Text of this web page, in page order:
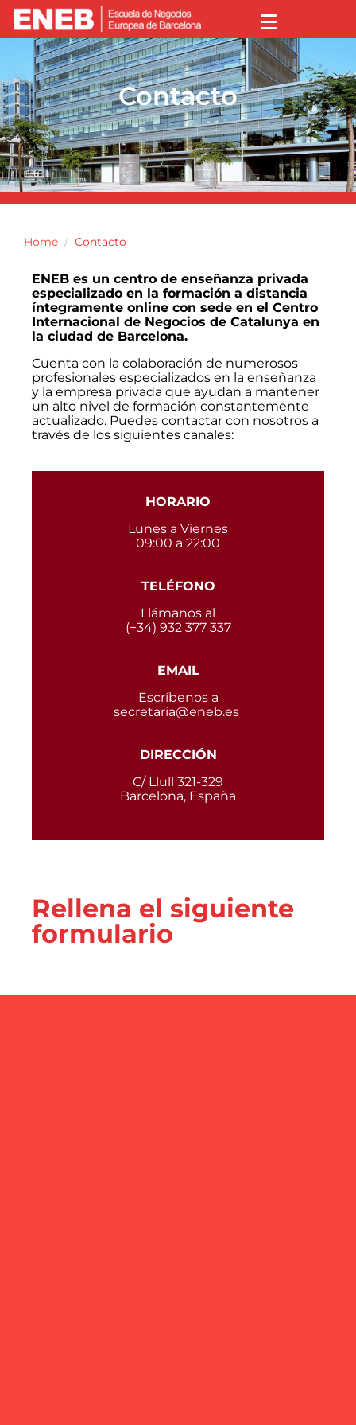
Contacto
Home Contacto
ENEB es un centro de enseñanza privada
especializado en la formación a distancia
íntegramente online con sede en el Centro
Internacional de Negocios de Catalunya en
la ciudad de Barcelona.
Cuenta con la colaboración de numerosos
profesionales especializados en la enseñanza
y la empresa privada que ayudan a mantener
un alto nivel de formación constantemente
actualizado. Puedes contactar con nosotros a
través de los siguientes canales:
HORARIO
Lunes a Viernes
09:00 a 22:00
TELÉFONO
Llámanos al
(+34) 932 377 337
EMAIL
Escríbenos a
secretaria@eneb.es
DIRECCIÓN
C/ Llull 321-329
Barcelona, España
Rellena el siguiente
formulario